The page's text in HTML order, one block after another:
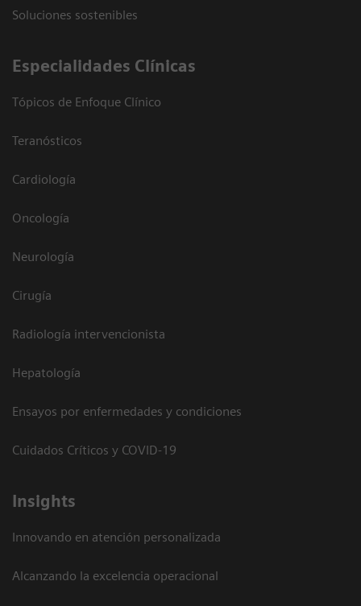
Soluciones sostenibles
Especialidades Clínicas
Tópicos de Enfoque Clínico
Teranósticos
Cardiología
Oncología
Neurología
Cirugía
Radiología intervencionista
Hepatología
Ensayos por enfermedades y condiciones
Cuidados Críticos y COVID-19
Insights
Innovando en atención personalizada
Alcanzando la excelencia operacional